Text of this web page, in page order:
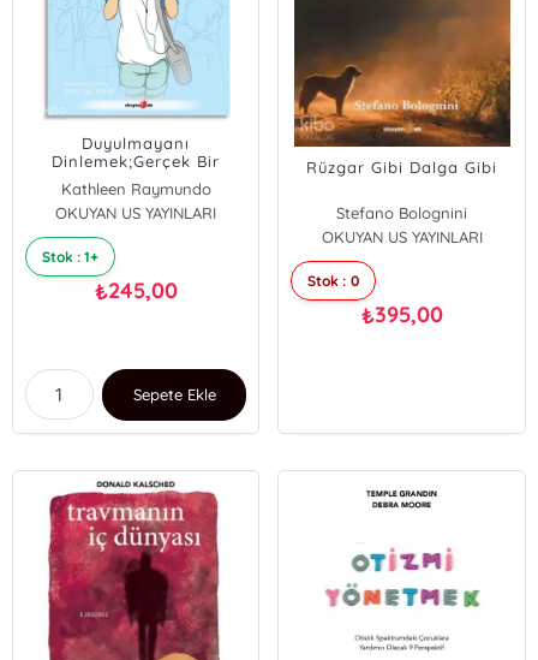
Duyulmayanı
Dinlemek;Gerçek Bir
Kathleen Raymundo
OKUYAN US YAYINLARI
Stok : 1+
₺245,00
Sepete Ekle
Rüzgar Gibi Dalga Gibi
Stefano Bolognini
OKUYAN US YAYINLARI
Stok : 0
₺395,00